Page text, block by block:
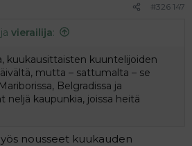
#326 147
vierailija:
kuukausittaisten kuuntelijoiden
mutta – sattumalta – se
Belgradissa ja
neljä kaupunkia, joissa heitä
nousseet kuukauden